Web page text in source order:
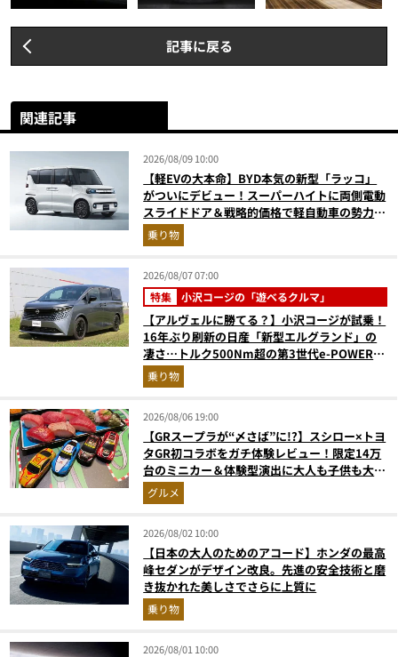
記事に戻る
関連記事
2026/08/09 10:00
【軽EVの大本命】BYD本気の新型「ラッコ」
がついにデビュー！スーパーハイトに両側電動
スライドドア＆戦略的価格で軽自動車の勢力図
はどうなる？
乗り物
2026/08/07 07:00
特集 小沢コージの「遊べるクルマ」
【アルヴェルに勝てる？】小沢コージが試乗！
16年ぶり刷新の日産「新型エルグランド」の
凄さ…トルク500Nm超の第3世代e-POWER＆
和の格調高きデザインを徹底チェック
乗り物
2026/08/06 19:00
【GRスープラが“〆さば”に!?】スシロー×トヨ
タGR初コラボをガチ体験レビュー！限定14万
台のミニカー＆体験型演出に大人も子供も大興
奮間違いなし
グルメ
2026/08/02 10:00
【日本の大人のためのアコード】ホンダの最高
峰セダンがデザイン改良。先進の安全技術と磨
き抜かれた美しさでさらに上質に
乗り物
2026/08/01 10:00